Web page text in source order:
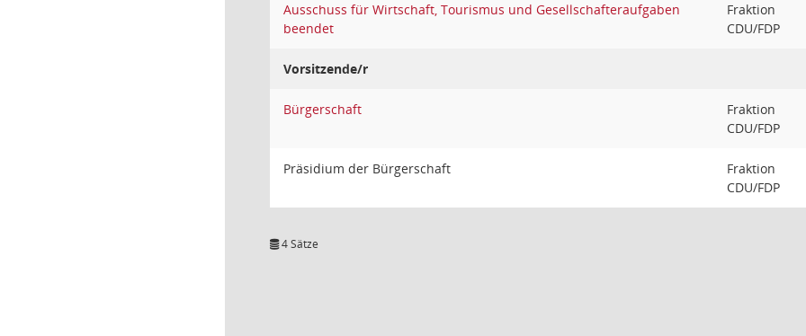
Ausschuss für Wirtschaft, Tourismus und Gesellschafteraufgaben
beendet
Fraktion
CDU/FDP
Vorsitzende/r
Bürgerschaft
Fraktion
CDU/FDP
Präsidium der Bürgerschaft
Fraktion
CDU/FDP
4 Sätze